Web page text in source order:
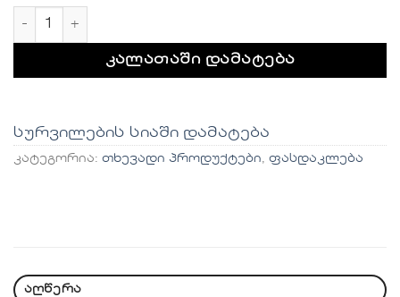
რაოდენობა: ტონალური - Silk 10
კალათაში დამატება
სურვილების სიაში დამატება
კატეგორია: თხევადი პროდუქტები, ფასდაკლება
აღწერა